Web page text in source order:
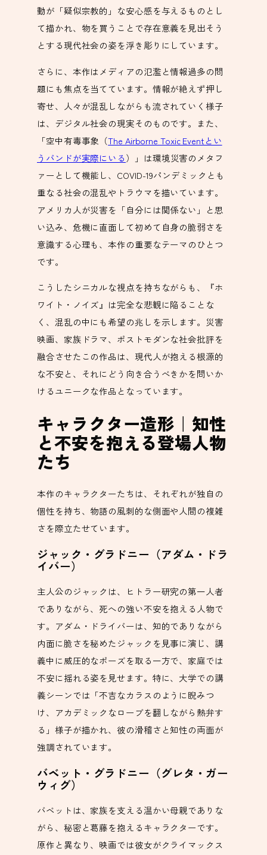
動が「疑似宗教的」な安心感を与えるものとし
て描かれ、物を買うことで存在意義を見出そう
とする現代社会の姿を浮き彫りにしています。
さらに、本作はメディアの氾濫と情報過多の問
題にも焦点を当てています。情報が絶えず押し
寄せ、人々が混乱しながらも流されていく様子
は、デジタル社会の現実そのものです。また、
「空中有毒事象（The Airborne Toxic Eventとい
うバンドが実際にいる）」は環境災害のメタフ
ァーとして機能し、COVID-19パンデミックとも
重なる社会の混乱やトラウマを描いています。
アメリカ人が災害を「自分には関係ない」と思
い込み、危機に直面して初めて自身の脆弱さを
意識する心理も、本作の重要なテーマのひとつ
です。
こうしたシニカルな視点を持ちながらも、『ホ
ワイト・ノイズ』は完全な悲観に陥ることな
く、混乱の中にも希望の兆しを示します。災害
映画、家族ドラマ、ポストモダンな社会批評を
融合させたこの作品は、現代人が抱える根源的
な不安と、それにどう向き合うべきかを問いか
けるユニークな作品となっています。
キャラクター造形｜知性
と不安を抱える登場人物
たち
本作のキャラクターたちは、それぞれが独自の
個性を持ち、物語の風刺的な側面や人間の複雑
さを際立たせています。
ジャック・グラドニー（アダム・ドラ
イバー）
主人公のジャックは、ヒトラー研究の第一人者
でありながら、死への強い不安を抱える人物で
す。アダム・ドライバーは、知的でありながら
内面に脆さを秘めたジャックを見事に演じ、講
義中に威圧的なポーズを取る一方で、家庭では
不安に揺れる姿を見せます。特に、大学での講
義シーンでは「不吉なカラスのように睨みつ
け、アカデミックなローブを翻しながら熱弁す
る」様子が描かれ、彼の滑稽さと知性の両面が
強調されています。
バベット・グラドニー（グレタ・ガー
ウィグ）
バベットは、家族を支える温かい母親でありな
がら、秘密と葛藤を抱えるキャラクターです。
原作と異なり、映画では彼女がクライマックス